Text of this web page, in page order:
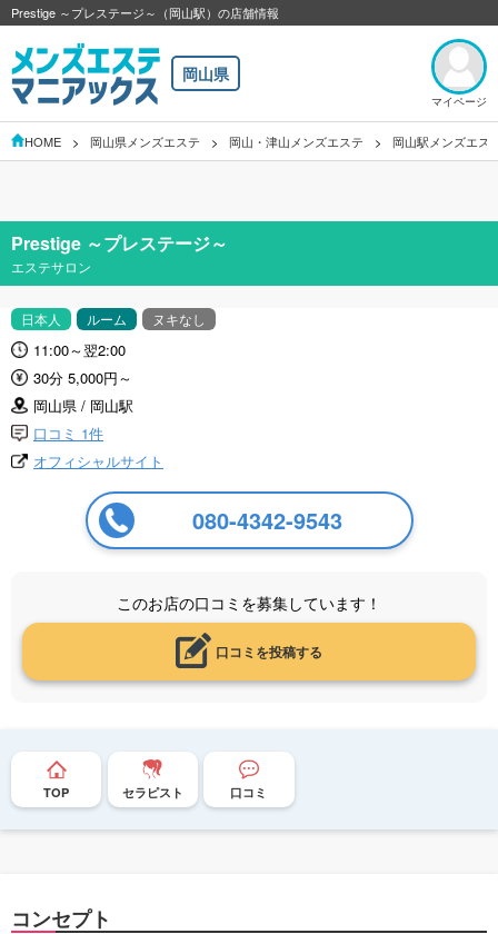
Prestige ～プレステージ～（岡山駅）の店舗情報
岡山県
マイページ
HOME 岡山県メンズエステ 岡山・津山メンズエステ 岡山駅メンズエス
Prestige ～プレステージ～
エステサロン
日本人 ルーム ヌキなし
11:00～翌2:00
30分 5,000円～
岡山県 / 岡山駅
口コミ 1件
オフィシャルサイト
080-4342-9543
このお店の口コミを募集しています！
口コミを投稿する
TOP セラピスト 口コミ
コンセプト